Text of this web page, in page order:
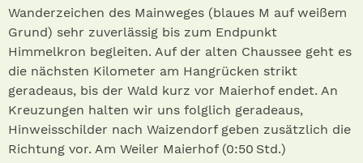
Wanderzeichen des Mainweges (blaues M auf weißem
Grund) sehr zuverlässig bis zum Endpunkt
Himmelkron begleiten. Auf der alten Chaussee geht es
die nächsten Kilometer am Hangrücken strikt
geradeaus, bis der Wald kurz vor Maierhof endet. An
Kreuzungen halten wir uns folglich geradeaus,
Hinweisschilder nach Waizendorf geben zusätzlich die
Richtung vor. Am Weiler Maierhof (0:50 Std.)